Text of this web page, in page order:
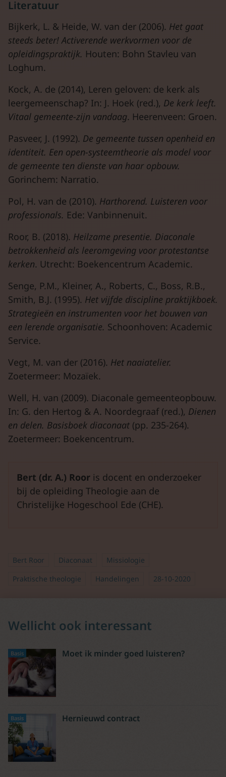
Literatuur
Bijkerk, L. & Heide, W. van der (2006). Het gaat
steeds beter! Activerende werkvormen voor de
opleidingspraktijk. Houten: Bohn Stavleu van
Loghum.
Kock, A. de (2014), Leren geloven: de kerk als
leergemeenschap? In: J. Hoek (red.), De kerk leeft.
Vitaal gemeente-zijn vandaag. Heerenveen: Groen.
Pasveer, J. (1992). De gemeente tussen openheid en
identiteit. Een open-systeemtheorie als model voor
de gemeente ten dienste van haar opbouw.
Gorinchem: Narratio.
Pol, H. van de (2010). Harthorend. Luisteren voor
professionals. Ede: Vanbinnenuit.
Roor, B. (2018). Heilzame presentie. Diaconale
betrokkenheid als leeromgeving voor protestantse
kerken. Utrecht: Boekencentrum Academic.
Senge, P.M., Kleiner, A., Roberts, C., Boss, R.B.,
Smith, B.J. (1995). Het vijfde discipline praktijkboek.
Strategieën en instrumenten voor het bouwen van
een lerende organisatie. Schoonhoven: Academic
Service.
Vegt, M. van der (2016). Het naaiatelier.
Zoetermeer: Mozaïek.
Well, H. van (2009). Diaconale gemeenteopbouw.
In: G. den Hertog & A. Noordegraaf (red.), Dienen
en delen. Basisboek diaconaat (pp. 235-264).
Zoetermeer: Boekencentrum.
Bert (dr. A.) Roor is docent en onderzoeker
bij de opleiding Theologie aan de
Christelijke Hogeschool Ede (CHE).
Bert Roor Diaconaat
Missiologie
Praktische theologie
Handelingen 28-10-2020
Wellicht ook interessant
Basis Moet ik minder goed luisteren?
Basis Hernieuwd contract